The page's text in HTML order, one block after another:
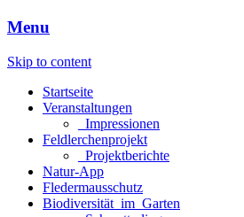
Menu
Skip to content
Startseite
Veranstaltungen
_Impressionen
Feldlerchenprojekt
_Projektberichte
Natur-App
Fledermausschutz
Biodiversität_im_Garten